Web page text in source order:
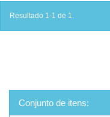
Resultado 1-1 de 1.
Conjunto de itens: